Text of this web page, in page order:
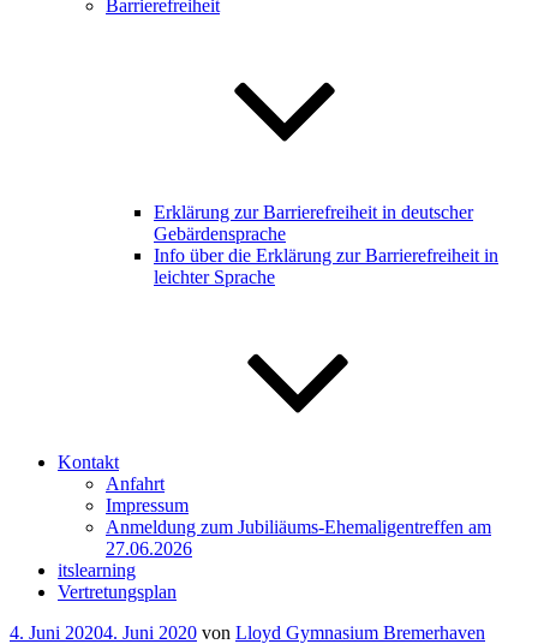
Barrierefreiheit
Erklärung zur Barrierefreiheit in deutscher
Gebärdensprache
Info über die Erklärung zur Barrierefreiheit in
leichter Sprache
Kontakt
Anfahrt
Impressum
Anmeldung zum Jubiliäums-Ehemaligentreffen am
27.06.2026
itslearning
Vertretungsplan
Veröffentlicht
4. Juni 20204. Juni 2020 von Lloyd Gymnasium Bremerhaven